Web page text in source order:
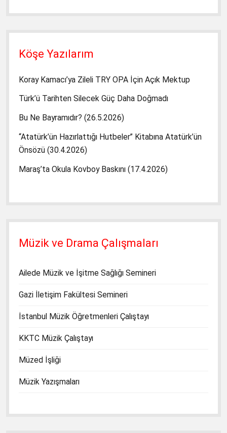
Köşe Yazılarım
Koray Kamacı’ya Zileli TRY OPA İçin Açık Mektup
Türk’ü Tarihten Silecek Güç Daha Doğmadı
Bu Ne Bayramıdır? (26.5.2026)
“Atatürk’ün Hazırlattığı Hutbeler” Kitabına Atatürk’ün
Önsözü (30.4.2026)
Maraş’ta Okula Kovboy Baskını (17.4.2026)
Müzik ve Drama Çalışmaları
Ailede Müzik ve İşitme Sağlığı Semineri
Gazi İletişim Fakültesi Semineri
İstanbul Müzik Öğretmenleri Çalıştayı
KKTC Müzik Çalıştayı
Müzed İşliği
Müzik Yazışmaları